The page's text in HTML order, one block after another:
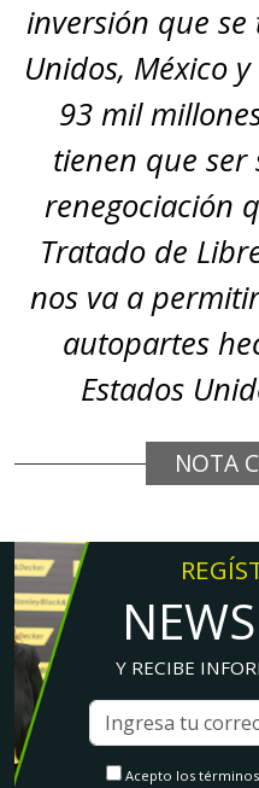
inversión que se
Unidos, México
93 mil
tienen que
renegociación
Tratado de
nos va a
autopartes
Estados
NOTA
Y RECIBE
Acepto los